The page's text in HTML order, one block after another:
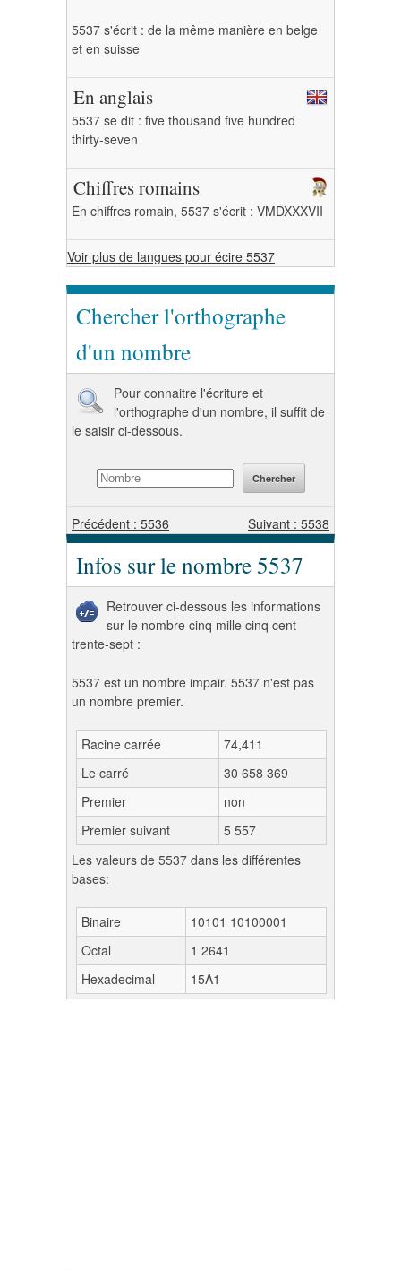
5537 s'écrit : de la même manière en belge
et en suisse
En anglais
5537 se dit : five thousand five hundred
thirty-seven
Chiffres romains
En chiffres romain, 5537 s'écrit : VMDXXXVII
Voir plus de langues pour écire 5537
Chercher l'orthographe
d'un nombre
Pour connaitre l'écriture et
l'orthographe d'un nombre, il suffit de
le saisir ci-dessous.
Précédent : 5536 Suivant : 5538
Infos sur le nombre 5537
Retrouver ci-dessous les informations
sur le nombre cinq mille cinq cent
trente-sept :
5537 est un nombre impair. 5537 n'est pas
un nombre premier.
Racine carrée
74,411
Le carré
30 658 369
Premier
non
Premier suivant
5 557
Les valeurs de 5537 dans les différentes
bases:
Binaire
10101 10100001
Octal
1 2641
Hexadecimal
15A1